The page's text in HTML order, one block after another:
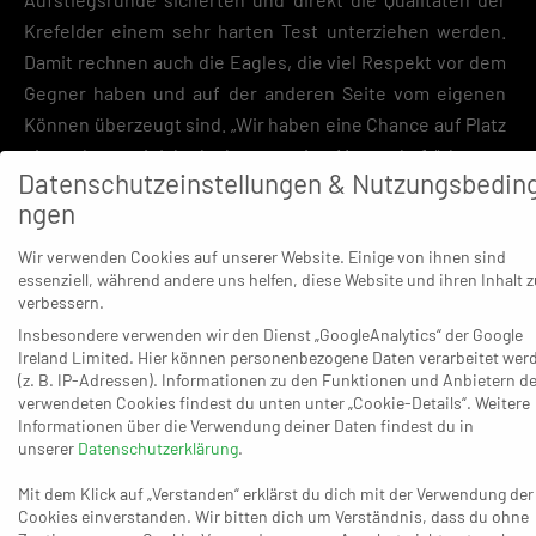
Krefelder einem sehr harten Test unterziehen werden.
Damit rechnen auch die Eagles, die viel Respekt vor dem
Gegner haben und auf der anderen Seite vom eigenen
Können überzeugt sind. „Wir haben eine Chance auf Platz
eins oder zwei. Ich glaube an meine Mannschaft“, betont
der HSG-Coach.
Das ist genau der Punkt: Die HSG muss wieder Erster
oder Zweiter werden. Nach den Gruppenspielen in der
Aufstiegsrunde spielen der jeweils Erst- und
Zweitplatzierte der Aufstiegsgruppen „überkreuz“ (Erster
gegen Zweiter) in einem Hin- und Rückspiel die beiden
Plätze für den Aufzug nach oben aus. Ob es dabei zu
Duellen mit den hoch eingeschätzten VfL Potsdam oder
Wilhelmshavener HV aus der Gruppe A kommt, wird sich
ebenfalls erst zeigen müssen – und setzt sowieso voraus,
dass die Krefelder ihren eigenen Weg bis dahin
Datenschutzeinstellungen &
ngen
Wir verwenden Cookies auf unserer Website. Einige von ihnen sind
essenziell, während andere uns helfen, diese Website und ihren Inhalt
verbessern.
Insbesondere verwenden wir den Dienst „GoogleAnalytics“ der Google
Ireland Limited. Hier können personenbezogene Daten verarbeitet
(z. B. IP-Adressen). Informationen zu den Funktionen und Anbietern
verwendeten Cookies findest du unten unter „Cookie-Details“. Weitere
Informationen über die Verwendung deiner Daten findest du in
unserer Datenschutzerklärung.
Mit dem Klick auf „Verstanden“ erklärst du dich mit der Verwendung der
Cookies einverstanden. Wir bitten dich um Verständnis, dass du ohne